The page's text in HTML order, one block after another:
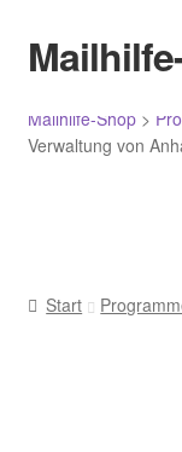
Zur
Navigation
Zum
Inhalt
Start
Bewertungen
Menü
Mailhilfe-Shop>
Verwaltung von
Start